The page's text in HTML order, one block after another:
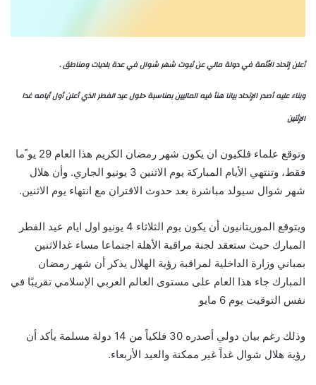
أعلن إتحاد الأئمة في دولة مالي عن ثبوت شهر شوال في عدة بلديات ومناطق .
وبناء عليه أصدر الإتحاد بيانا هنأ فيه الماليين بمناسبة حلول عيد الفطر الذي أعلن أول أيامه غدا
الإثنين
وتوقع علماء فلكيون ان يكون شهر رمضان الكريم هذا العام 29 يو ًما
فقط، وتنتهي الأيام المباركة يوم الاثنين 3 يونيو الجاري. وأن هلال
شهر شوال سيولد مباشرة بعد حدوث الاقتران مع انتهاء يوم الاثنين.
ويتوقع الموريتانيون أن يكون يوم الثلاثاء 4 يونيو اول ايام عيد الفطر
المبارك حيث ستعقد لجنة مراقبة الأهلة اجتماعا مساء غدالاثنين
بمباني وزارة الداخلية لمراقبة رؤية الهلال يذكر أن شهر رمضان
المبارك جاء هذا العام على مستوى العالم العربي الإسلامي تقريبًا في
نفس التوقيت يوم 6 مايو
وذلك رغم بيان دولي أصدره 30 فلكياً من 14 دولة مسلمة يأكد أن
رؤية هلال شوال غداً غير ممكنة والعيد الأربعاء.